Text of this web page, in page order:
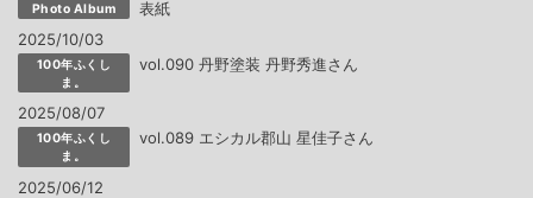
Photo Album
表紙
2025/10/03
100年ふくし
ま。
vol.090 丹野塗装 丹野秀進さん
2025/08/07
100年ふくし
ま。
vol.089 エシカル郡山 星佳子さん
2025/06/12